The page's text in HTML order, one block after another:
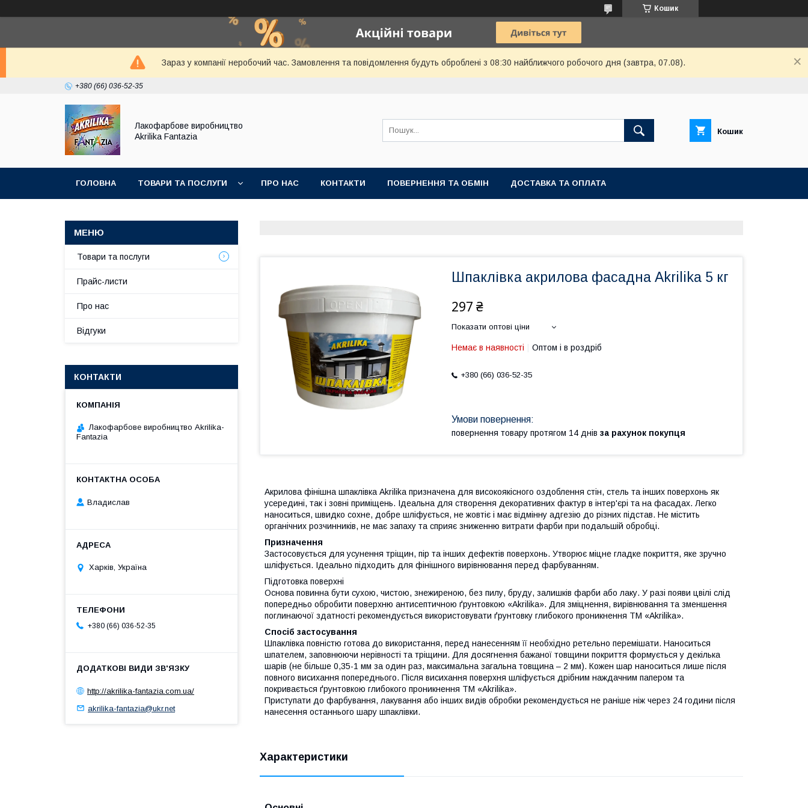
Кошик
Зараз у компанії неробочий час. Замовлення та повідомлення будуть оброблені з 08:30 найближчого робочого дня (завтра, 07.08).
+380 (66) 036-52-35
Лакофарбове виробництво
Akrilika Fantazia
Кошик
ГОЛОВНА ТОВАРИ ТА ПОСЛУГИ ПРО НАС КОНТАКТИ ПОВЕРНЕННЯ ТА ОБМІН ДОСТАВКА ТА ОПЛАТА
Шпаклівка акрилова фасадна Akrilika 5 кг
297 ₴
Показати оптові ціни
Немає в наявності Оптом і в роздріб
+380 (66) 036-52-35
повернення товару протягом 14 днів за рахунок покупця
Акрилова фінішна шпаклівка Akrilika призначена для високоякісного оздоблення стін, стель та інших поверхонь як
усередині, так і зовні приміщень. Ідеальна для створення декоративних фактур в інтер'єрі та на фасадах. Легко
наноситься, швидко сохне, добре шліфується, не жовтіє і має відмінну адгезію до різних підстав. Не містить
органічних розчинників, не має запаху та сприяє зниженню витрати фарби при подальшій обробці.
Призначення
Застосовується для усунення тріщин, пір та інших дефектів поверхонь. Утворює міцне гладке покриття, яке зручно
шліфується. Ідеально підходить для фінішного вирівнювання перед фарбуванням.
Підготовка поверхні
Основа повинна бути сухою, чистою, знежиреною, без пилу, бруду, залишків фарби або лаку. У разі появи цвілі слід
попередньо обробити поверхню антисептичною ґрунтовкою «Akrilika». Для зміцнення, вирівнювання та зменшення
поглинаючої здатності рекомендується використовувати ґрунтовку глибокого проникнення TM «Akrilika».
Спосіб застосування
Шпаклівка повністю готова до використання, перед нанесенням її необхідно ретельно перемішати. Наноситься
шпателем, заповнюючи нерівності та тріщини. Для досягнення бажаної товщини покриття формується у декілька
шарів (не більше 0,35-1 мм за один раз, максимальна загальна товщина – 2 мм). Кожен шар наноситься лише після
повного висихання попереднього. Після висихання поверхня шліфується дрібним наждачним папером та
покривається ґрунтовкою глибокого проникнення TM «Akrilika».
Приступати до фарбування, лакування або інших видів обробки рекомендується не раніше ніж через 24 години після
нанесення останнього шару шпаклівки.
Характеристики
Товари та послуги
Прайс-листи
Про нас
Відгуки
КОНТАКТИ
Лакофарбове виробництво Akrilika-
Fantazia
Владислав
Харків, Україна
+380 (66) 036-52-35
http://akrilika-fantazia.com.ua/
akrilika-fantazia@ukr.net